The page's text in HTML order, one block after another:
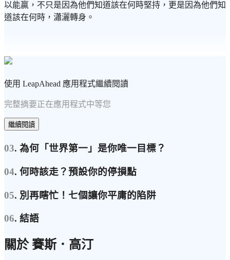
以能贏，不只是因為他們知道該在何時堅持，更是因為他們知
道該在何時，瀟灑轉身。
使用 LeapAhead 應用程式繼續閱讀
完整摘要正在應用程式中等您
繼續閱讀
03. 為何「世界第一」是你唯一目標？
04. 何時該走？預設你的停損點
05. 別再瞎忙！七個讓你平庸的陷阱
06. 結語
關於 賽斯．高汀